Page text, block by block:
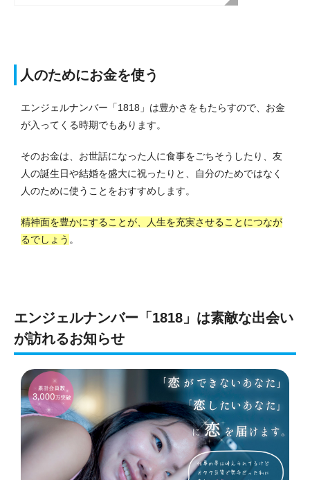
人のためにお金を使う
エンジェルナンバー「1818」は豊かさをもたらすので、お金
が入ってくる時期でもあります。
そのお金は、お世話になった人に食事をごちそうしたり、友
人の誕生日や結婚を盛大に祝ったりと、自分のためではなく
人のために使うことをおすすめします。
精神面を豊かにすることが、人生を充実させることにつなが
るでしょう 。
エンジェルナンバー「1818」は素敵な出会い
が訪れるお知らせ